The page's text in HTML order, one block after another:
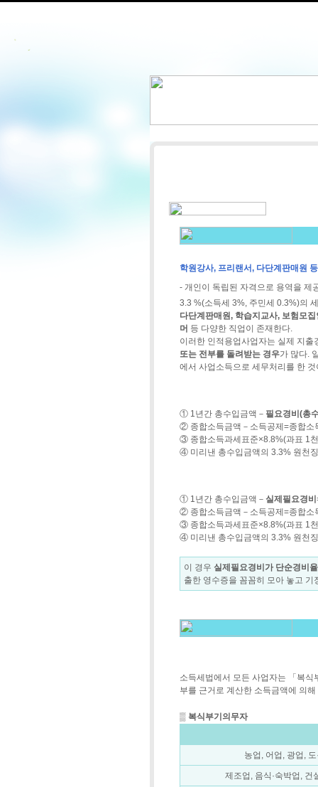
학원강사, 프리랜서, 다단계판매원
- 개인이 독립된 자격으로 용역을 제
3.3 %(소득세 3%, 주민세 0.3%)의
다단계판매원, 학습지교사, 보험모
머 등 다양한 직업이 존재한다.
이러한 인적용업사업자는 실제 지
또는 전부를 돌려받는 경우가 많다.
에서 사업소득으로 세무처리를 한 것
① 1년간 총수입금액－ 필요경비(총
② 종합소득금액－소득공제=종합소
③ 종합소득과세표준×8.8%(과표 1
④ 미리낸 총수입금액의 3.3% 원천
① 1년간 총수입금액－ 실제필요경비
② 종합소득금액－소득공제=종합소
③ 종합소득과세표준×8.8%(과표 1
④ 미리낸 총수입금액의 3.3% 원천
이 경우 실제필요경비가 단순경비
출한 영수증을 꼼꼼히 모아 놓고
소득세법에서 모든 사업자는 「복
부를 근거로 계산한 소득금액에 의
▒ 복식부기의무자
농업, 어업, 광업,
제조업, 음식·숙박업, 건